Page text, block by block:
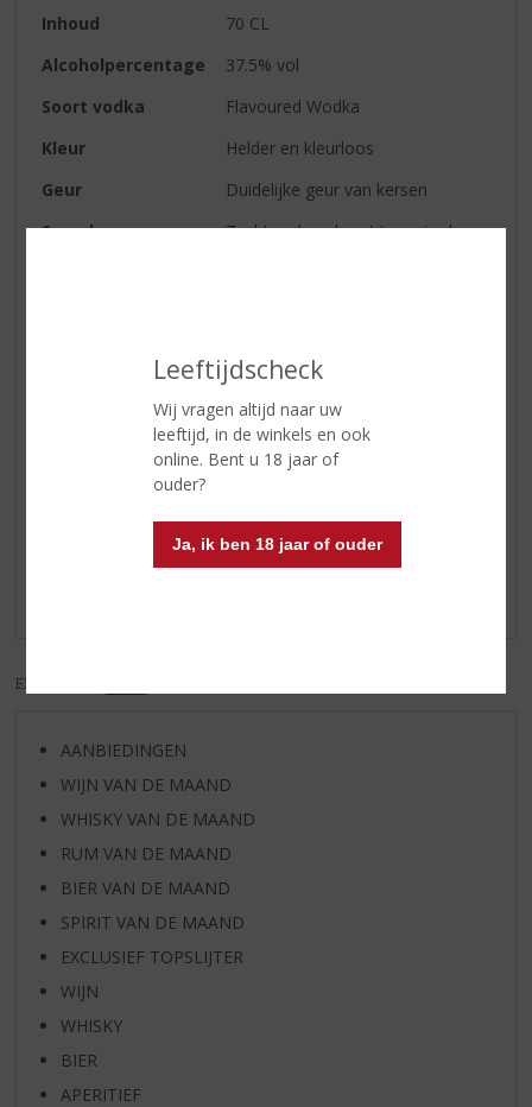
Leeftijdscheck
Wij vragen altijd naar uw
leeftijd, in de winkels en ook
online. Bent u 18 jaar of
ouder?
Ja, ik ben 18 jaar of ouder
Inhoud
70 CL
Alcoholpercentage
37.5% vol
Soort vodka
Flavoured Wodka
Kleur
Helder en kleurloos
Geur
Duidelijke geur van kersen
Smaak
Zacht en kers komt terug in de
De Pradva Cherry is ook lekker in
zoete en frisse cocktails.
Reviews
Schrijf een review
EXCL. BTW
AANBIEDINGEN
WIJN VAN DE MAAND
WHISKY VAN DE MAAND
RUM VAN DE MAAND
BIER VAN DE MAAND
SPIRIT VAN DE MAAND
EXCLUSIEF TOPSLIJTER
WIJN
WHISKY
BIER
APERITIEF